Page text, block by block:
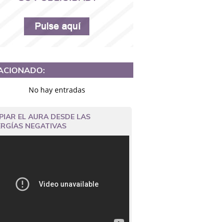
No hay entradas
EL AURA DESDE LAS
NEGATIVAS